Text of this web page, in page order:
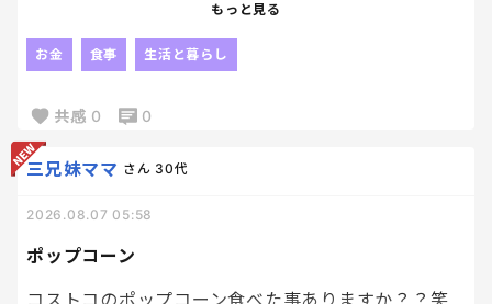
んだけど。笑
たっか！！！
まじで、は！？笑
もっと見る
お金 食事 生活と暮らし
共感 0 0
ポップコーン
三兄妹ママ さん 30代
2026.08.07 05:58